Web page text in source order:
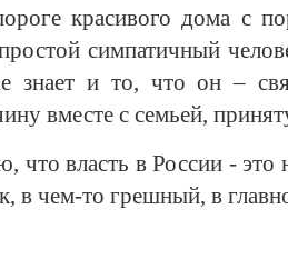
красивого дома с
симпатичный
знает и то, что он –
вместе с семьей,
что власть в России -
в чем-то грешный, в